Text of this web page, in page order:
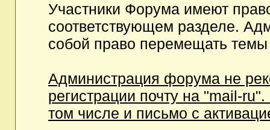
Участники Форума имеют
соответствующем разделе.
собой право перемещать темы
Администрация форума не
регистрации почту на "mail-
том числе и письмо с